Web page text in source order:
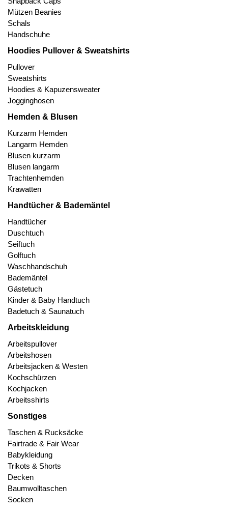
Mützen Beanies
Schals
Handschuhe
Hoodies Pullover & Sweatshirts
Pullover
Sweatshirts
Hoodies & Kapuzensweater
Jogginghosen
Hemden & Blusen
Kurzarm Hemden
Langarm Hemden
Blusen kurzarm
Blusen langarm
Trachtenhemden
Krawatten
Handtücher & Bademäntel
Handtücher
Duschtuch
Seiftuch
Golftuch
Waschhandschuh
Bademäntel
Gästetuch
Kinder & Baby Handtuch
Badetuch & Saunatuch
Arbeitskleidung
Arbeitspullover
Arbeitshosen
Arbeitsjacken & Westen
Kochschürzen
Kochjacken
Arbeitsshirts
Sonstiges
Taschen & Rucksäcke
Fairtrade & Fair Wear
Babykleidung
Trikots & Shorts
Decken
Baumwolltaschen
Socken